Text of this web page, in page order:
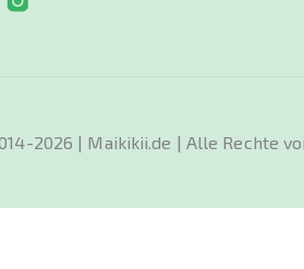
2026 | Maikikii.de | Alle Rechte